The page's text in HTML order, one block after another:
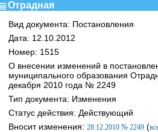
Отрадная
Вид документа: Постановления
Дата: 12.10.2012
Номер: 1515
О внесении изменений в
муниципального образования
декабря 2010 года № 2249
Тип документа: Изменения
Статус действия: Действующий
Вносит изменения: 28.12.2010 № 2249 (